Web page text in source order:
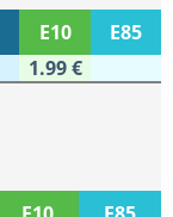
E10
E85
1.99 €